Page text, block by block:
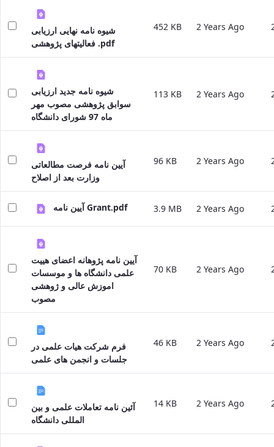
Affairs
Head
of
the
Head
of
the
Publishing
of
the
Industry
Relations
Head
of
the
Central
Laboratory
Deputy
Director
of
Research
شیوه نامه نهایی ارزیابی
فعالیتهای پژوهشی .pdf
452 KB 2 Years Ago
شیوه نامه جدید ارزیابی
سوابق پژوهشی مصوب مهر
ماه 97 شورای دانشگاه
113 KB 2 Years Ago
آیین نامه فرصت مطالعاتی
وزارت بعد از اصلاح
96 KB 2 Years Ago
آیین نامه Grant.pdf 3.9 MB 2 Years Ago
آیین نامه پژوهانه اعضای هییت
علمی دانشگاه ها و موسسات
اموزش عالی و ژوهشی
مصوب
70 KB 2 Years Ago
فرم شرکت هیات علمی در
جلسات و انجمن های علمی
46 KB 2 Years Ago
آئین نامه تعاملات علمی و بین
المللی دانشگاه
14 KB 2 Years Ago